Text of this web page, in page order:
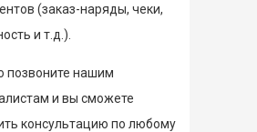
(заказ-наряды, чеки,
и т.д.).
позвоните нашим
и вы сможете
консультацию по любому